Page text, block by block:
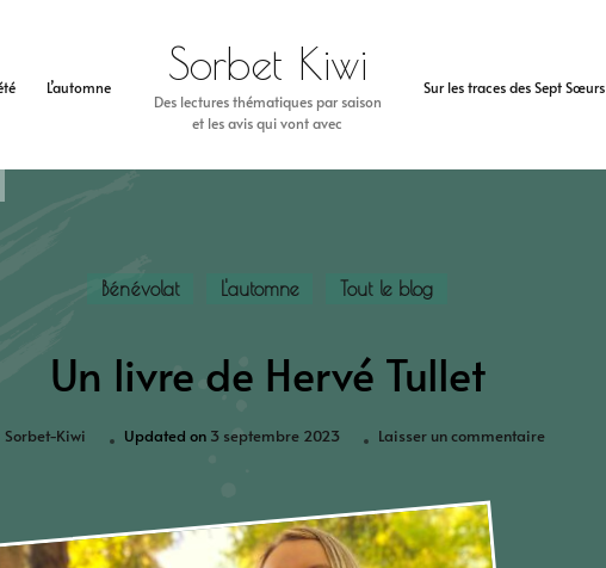
L’automne Sur les traces des Sept Sœurs
Sorbet Kiwi
Des lectures thématiques par saison
et les avis qui vont avec
Bénévolat L'automne Tout le blog
Un livre de Hervé Tullet
Sorbet-Kiwi Updated on 3 septembre 2023 Laisser un commentaire